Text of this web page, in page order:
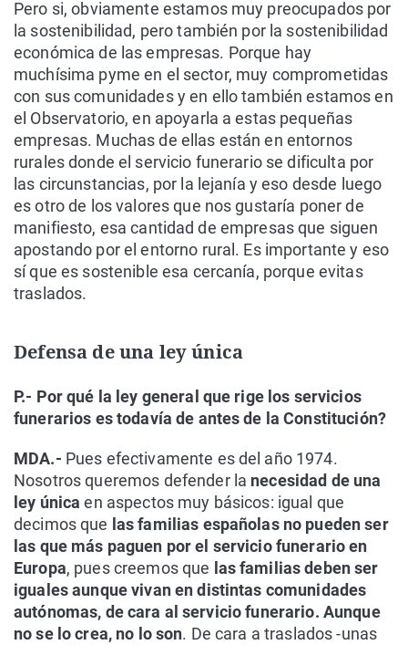
Pero si, obviamente estamos muy preocupados por
la sostenibilidad, pero también por la sostenibilidad
económica de las empresas. Porque hay
muchísima pyme en el sector, muy comprometidas
con sus comunidades y en ello también estamos en
el Observatorio, en apoyarla a estas pequeñas
empresas. Muchas de ellas están en entornos
rurales donde el servicio funerario se dificulta por
las circunstancias, por la lejanía y eso desde luego
es otro de los valores que nos gustaría poner de
manifiesto, esa cantidad de empresas que siguen
apostando por el entorno rural. Es importante y eso
sí que es sostenible esa cercanía, porque evitas
traslados.
Defensa de una ley única
P.- Por qué la ley general que rige los servicios
funerarios es todavía de antes de la Constitución?
MDA.- Pues efectivamente es del año 1974.
Nosotros queremos defender la necesidad de una
ley únicaen aspectos muy básicos: igual que
decimos que las familias españolas no pueden ser
las que más paguen por el servicio funerario en
Europa, pues creemos que las familias deben ser
iguales aunque vivan en distintas comunidades
autónomas, de cara al servicio funerario. Aunque
no se lo crea, no lo son. De cara a traslados -unas